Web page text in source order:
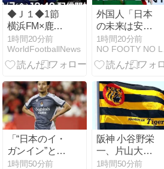
◆Ｊ１◆1節
横浜FM×鹿島
横浜16才三井
寺の1G2起点
で2点リード
けに失点し鹿
島が逆転勝
利！
1時間20分前
WorldFootballNews
外国人「日本
の未来は安泰
だ」16歳MF
三井寺眞、衝
撃ゴール！久
代2位の記
録！3得点に
絡む活躍で海
外絶賛！【海
外の反応】
1時間20分前
「“日本のイ・
ガンイン”と呼
ぶのも恥ずか
1時間50分前
阪神 小谷野栄
一、片山大樹
コーチが体調
1時間50分前